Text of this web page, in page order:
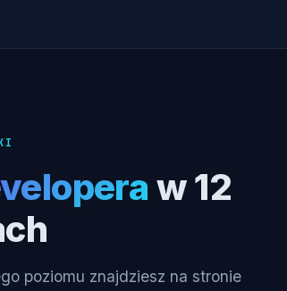
w 12
poziomu znajdziesz na stronie